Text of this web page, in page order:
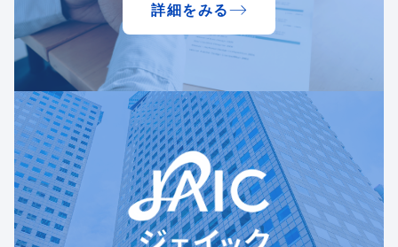
詳細をみる